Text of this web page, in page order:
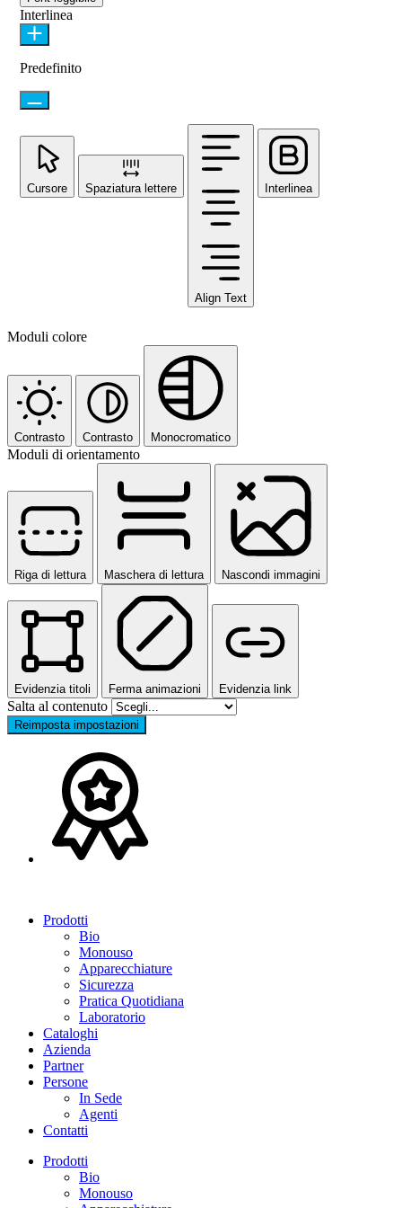
Interlinea
Predefinito
Cursore Spaziatura lettere
Align Text
Interlinea
Moduli colore
Contrasto Contrasto Monocromatico
Moduli di orientamento
Riga di lettura Maschera di lettura Nascondi immagini
Evidenzia titoli Ferma animazioni Evidenzia link
Salta al contenuto
Reimposta impostazioni
Prodotti
Bio
Monouso
Apparecchiature
Sicurezza
Pratica Quotidiana
Laboratorio
Cataloghi
Azienda
Partner
Persone
In Sede
Agenti
Contatti
Prodotti
Bio
Monouso